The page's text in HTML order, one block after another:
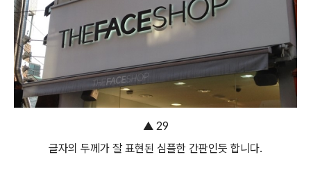
▲ 29
글자의 두께가 잘 표현된 심플한 간판인듯 합니다.